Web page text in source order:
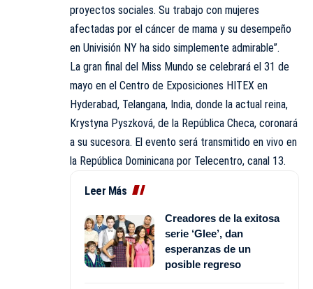
proyectos sociales. Su trabajo con mujeres
afectadas por el cáncer de mama y su desempeño
en Univisión NY ha sido simplemente admirable”.
La gran final del Miss Mundo se celebrará el 31 de
mayo en el Centro de Exposiciones HITEX en
Hyderabad, Telangana, India, donde la actual reina,
Krystyna Pyszková, de la República Checa, coronará
a su sucesora. El evento será transmitido en vivo en
la República Dominicana por Telecentro, canal 13.
Leer Más
Creadores de la exitosa
serie ‘Glee’, dan
esperanzas de un
posible regreso